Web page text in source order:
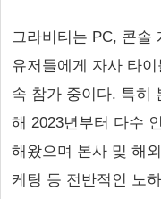
그라비티는 PC, 콘솔
유저들에게 자사 타
속 참가 중이다. 특히
해 2023년부터 다수
해왔으며 본사 및 해
케팅 등 전반적인 노